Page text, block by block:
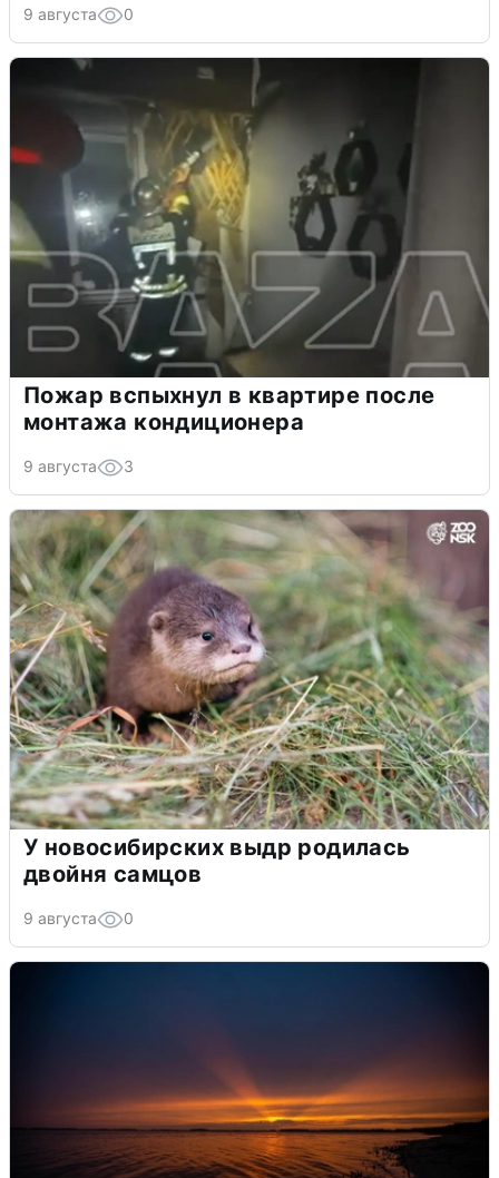
9 августа 0
Пожар вспыхнул в квартире после
монтажа кондиционера
9 августа 3
У новосибирских выдр родилась
двойня самцов
9 августа 0